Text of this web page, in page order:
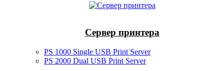
Сервер принтера
PS 1000 Single USB Print Server
PS 2000 Dual USB Print Server